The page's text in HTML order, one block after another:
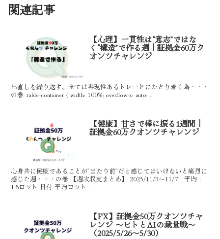
関連記事
【心理】一貫性は“意志”ではな
く“構造”で作る週｜証拠金60万ク
オンツチャレンジ
出直しを繰り返す。全ては再現性あるトレードにたどり着く為・・・
の巻 .table-container { width: 100%; overflow-x: auto; ...
【健康】甘さで棒に振る1週間｜
証拠金60万クオンツチャレンジ
心身共に健康であることが”当たり前”だと感じてはいけないと痛烈に
感じた週・・・の巻 【週次収支まとめ】 2025/11/3～11/7 平均：
1.8ロット 日付 平均ロット ...
【FX】証拠金50万クオンツチャ
レンジ 〜ヒトとAIの裁量戦〜
（2025/5/26～5/30）